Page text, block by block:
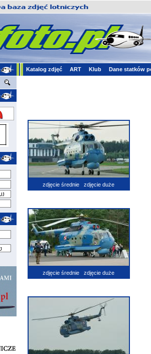
Katalog zdjęć ART Klub Dane statków
zdjęcie średnie zdjęcie duże
zdjęcie średnie zdjęcie duże